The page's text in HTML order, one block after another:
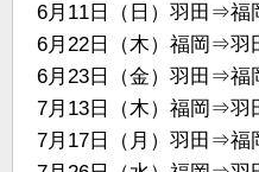
6月11日（日）羽田⇒福
6月22日（木）福岡⇒羽
6月23日（金）羽田⇒福
7月13日（木）福岡⇒羽
7月17日（月）羽田⇒福